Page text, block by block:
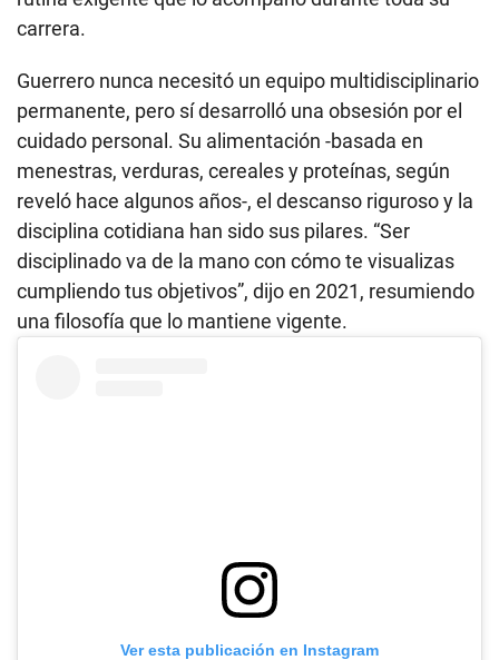
carrera.
Guerrero nunca necesitó un equipo multidisciplinario
permanente, pero sí desarrolló una obsesión por el
cuidado personal. Su alimentación -basada en
menestras, verduras, cereales y proteínas, según
reveló hace algunos años-, el descanso riguroso y la
disciplina cotidiana han sido sus pilares. “Ser
disciplinado va de la mano con cómo te visualizas
cumpliendo tus objetivos”, dijo en 2021, resumiendo
una filosofía que lo mantiene vigente.
Ver esta publicación en Instagram